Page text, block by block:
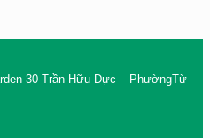
30 Trần Hữu Dực – PhườngTừ